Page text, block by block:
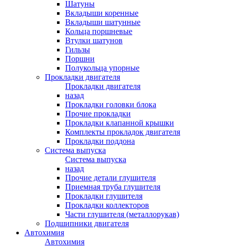
Шатуны
Вкладыши коренные
Вкладыши шатунные
Кольца поршневые
Втулки шатунов
Гильзы
Поршни
Полукольца упорные
Прокладки двигателя
Прокладки двигателя
назад
Прокладки головки блока
Прочие прокладки
Прокладки клапанной крышки
Комплекты прокладок двигателя
Прокладки поддона
Система выпуска
Система выпуска
назад
Прочие детали глушителя
Приемная труба глушителя
Прокладки глушителя
Прокладки коллекторов
Части глушителя (металлорукав)
Подшипники двигателя
Автохимия
Автохимия